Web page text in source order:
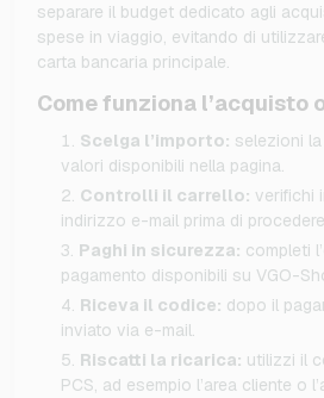
separare il budget dedicato agli
spese in viaggio, evitando di
carta bancaria principale.
Come funziona l’acquisto
Scelga l’importo: selezioni
valori disponibili nella pagina.
Controlli il carrello: verifichi
indirizzo e-mail prima di
Paghi in sicurezza: completi
pagamento disponibili su VGO-
Riceva il codice: dopo il
inviato via e-mail.
Riscatti la ricarica: utilizzi il
PCS, ad esempio l’area cliente o